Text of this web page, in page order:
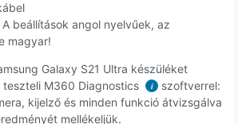
beállítások angol nyelvűek, az
magyar!
Galaxy S21 Ultra készüléket
M360 Diagnostics
i
szoftverrel:
kijelző és minden funkció átvizsgálva
mellékeljük.